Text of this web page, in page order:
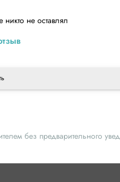
не оставлял
без предварительного